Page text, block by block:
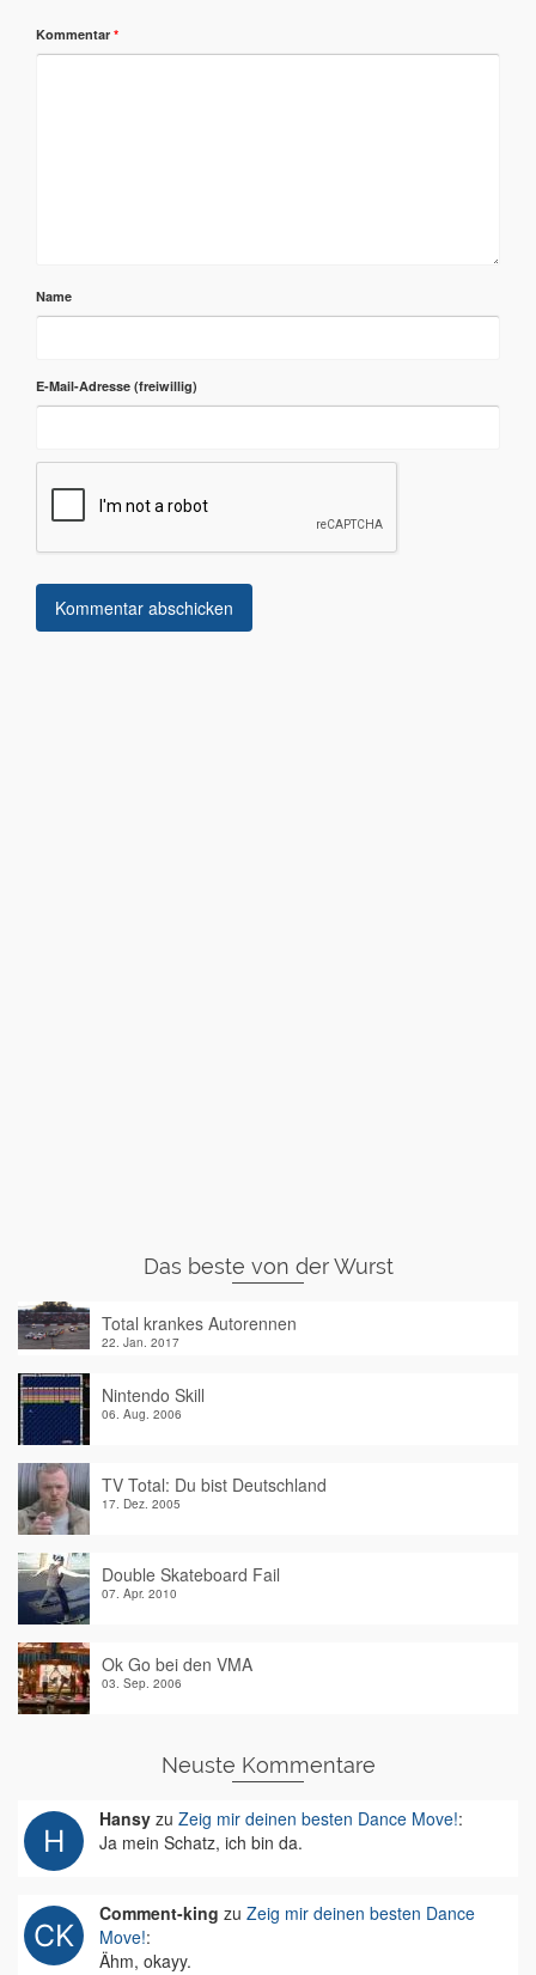
Kommentar *
Name
E-Mail-Adresse
Das beste von der Wurst
Total krankes Autorennen
22. Jan. 2017
Nintendo Skill
06. Aug. 2006
TV Total: Du bist Deutschland
17. Dez. 2005
Double Skateboard Fail
07. Apr. 2010
Ok Go bei den VMA
03. Sep. 2006
Neuste Kommentare
Hansy zu Zeig mir deinen besten Dance Move!:
Ja mein Schatz, ich bin da.
Comment-king zu Zeig mir deinen besten Dance
Move!:
Ähm, okayy.